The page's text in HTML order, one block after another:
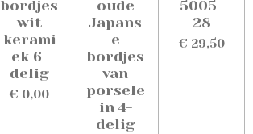
bordjes
wit
kerami
ek 6-
delig
€ 0,00
oude
Japans
e
bordjes
van
porsele
in 4-
delig
5005-
28
€ 29,50